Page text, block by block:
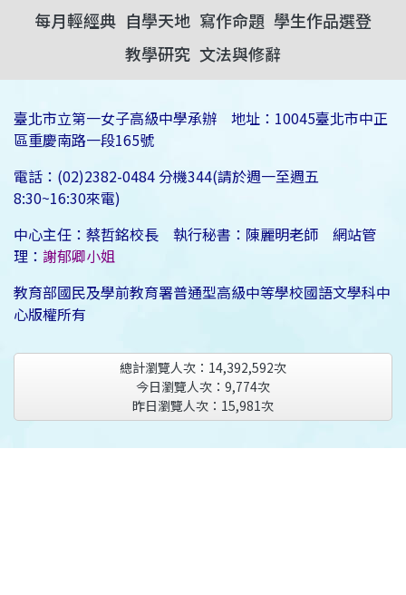
每月輕經典 自學天地 寫作命題 學生作品選登
教學研究 文法與修辭
臺北市立第一女子高級中學承辦 地址：10045臺北市中正
區重慶南路一段165號
電話：(02)2382-0484 分機344(請於週一至週五
8:30~16:30來電)
中心主任：蔡哲銘校長 執行秘書：陳麗明老師 網站管
理： 謝郁卿小姐
教育部國民及學前教育署普通型高級中等學校國語文學科中
心版權所有
總計瀏覽人次： 14,392,592次
今日瀏覽人次： 9,774次
昨日瀏覽人次： 15,981次